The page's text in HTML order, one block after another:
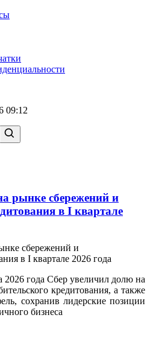
09:12
рынке сбережений и
в I квартале
2026 года Сбер увеличил долю на
кредитования, а также
сохранив лидерские позиции
бизнеса